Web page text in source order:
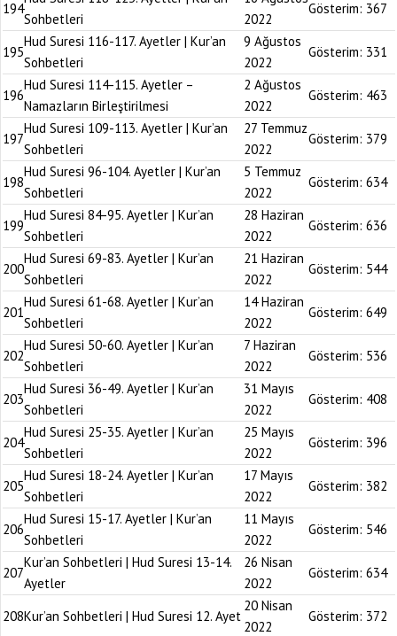
194
Sohbetleri
2022
Gösterim: 367
195
Hud Suresi 116-117. Ayetler | Kur’an
Sohbetleri
9 Ağustos
2022
Gösterim: 331
196
Hud Suresi 114-115. Ayetler –
Namazların Birleştirilmesi
2 Ağustos
2022
Gösterim: 463
197
Hud Suresi 109-113. Ayetler | Kur’an
Sohbetleri
27 Temmuz
2022
Gösterim: 379
198
Hud Suresi 96-104. Ayetler | Kur’an
Sohbetleri
5 Temmuz
2022
Gösterim: 634
199
Hud Suresi 84-95. Ayetler | Kur’an
Sohbetleri
28 Haziran
2022
Gösterim: 636
200
Hud Suresi 69-83. Ayetler | Kur’an
Sohbetleri
21 Haziran
2022
Gösterim: 544
201
Hud Suresi 61-68. Ayetler | Kur’an
Sohbetleri
14 Haziran
2022
Gösterim: 649
202
Hud Suresi 50-60. Ayetler | Kur’an
Sohbetleri
7 Haziran
2022
Gösterim: 536
203
Hud Suresi 36-49. Ayetler | Kur’an
Sohbetleri
31 Mayıs
2022
Gösterim: 408
204
Hud Suresi 25-35. Ayetler | Kur’an
Sohbetleri
25 Mayıs
2022
Gösterim: 396
205
Hud Suresi 18-24. Ayetler | Kur’an
Sohbetleri
17 Mayıs
2022
Gösterim: 382
206
Hud Suresi 15-17. Ayetler | Kur’an
Sohbetleri
11 Mayıs
2022
Gösterim: 546
207
Kur’an Sohbetleri | Hud Suresi 13-14.
Ayetler
26 Nisan
2022
Gösterim: 634
208Kur’an Sohbetleri | Hud Suresi 12. Ayet
20 Nisan
2022
Gösterim: 372